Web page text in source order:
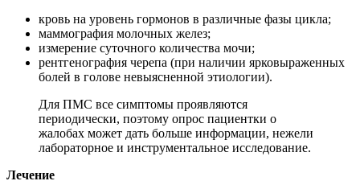
кровь на уровень гормонов в различные фазы цикла;
маммография молочных желез;
измерение суточного количества мочи;
рентгенография черепа (при наличии ярковыраженных
болей в голове невыясненной этиологии).
Для ПМС все симптомы проявляются
периодически, поэтому опрос пациентки о
жалобах может дать больше информации, нежели
лабораторное и инструментальное исследование.
Лечение